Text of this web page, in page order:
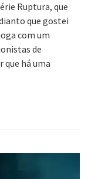
Ruptura, que
que gostei
com um
de
que há uma